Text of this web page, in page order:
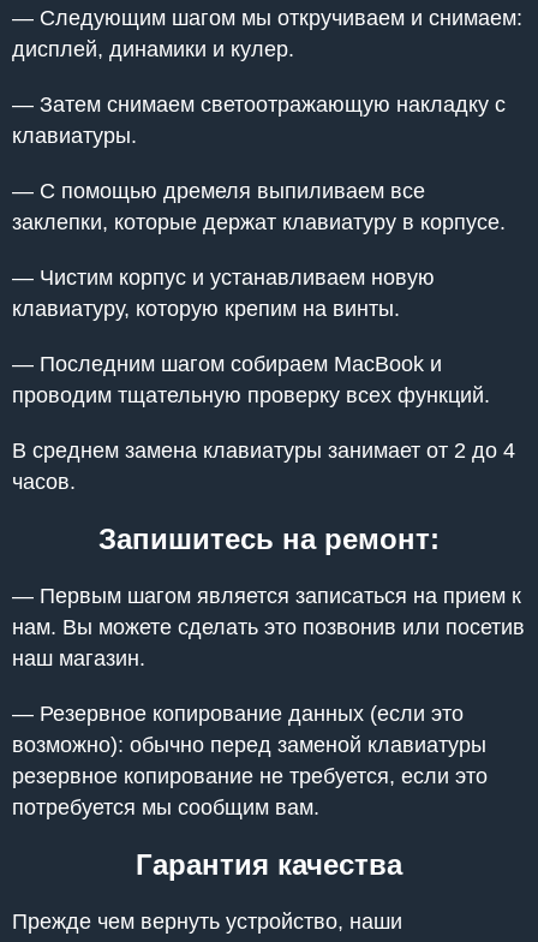
— Следующим шагом мы откручиваем и снимаем:
дисплей, динамики и кулер.
— Затем снимаем светоотражающую накладку с
клавиатуры.
— С помощью дремеля выпиливаем все
заклепки, которые держат клавиатуру в корпусе.
— Чистим корпус и устанавливаем новую
клавиатуру, которую крепим на винты.
— Последним шагом собираем MacBook и
проводим тщательную проверку всех функций.
В среднем замена клавиатуры занимает от 2 до 4
часов.
Запишитесь на ремонт:
— Первым шагом является записаться на прием к
нам. Вы можете сделать это позвонив или посетив
наш магазин.
— Резервное копирование данных (если это
возможно): обычно перед заменой клавиатуры
резервное копирование не требуется, если это
потребуется мы сообщим вам.
Гарантия качества
Прежде чем вернуть устройство, наши